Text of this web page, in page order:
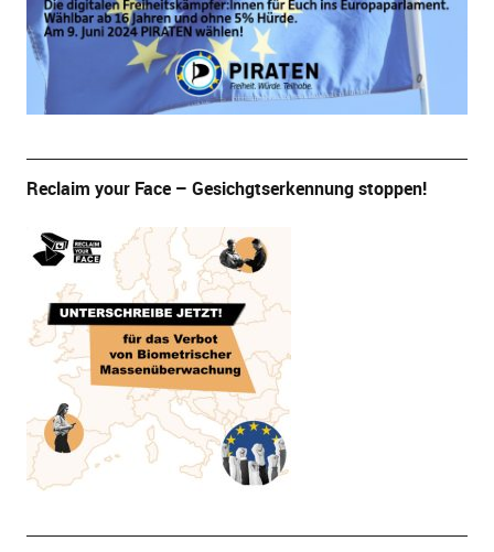
Reclaim your Face – Gesichgtserkennung stoppen!